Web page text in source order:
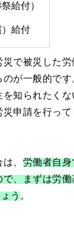
給付）
給付
災で被災した
のが一般的で
知られたくな
申請を行っ
、 労働者自身
で、まずは労
う 。